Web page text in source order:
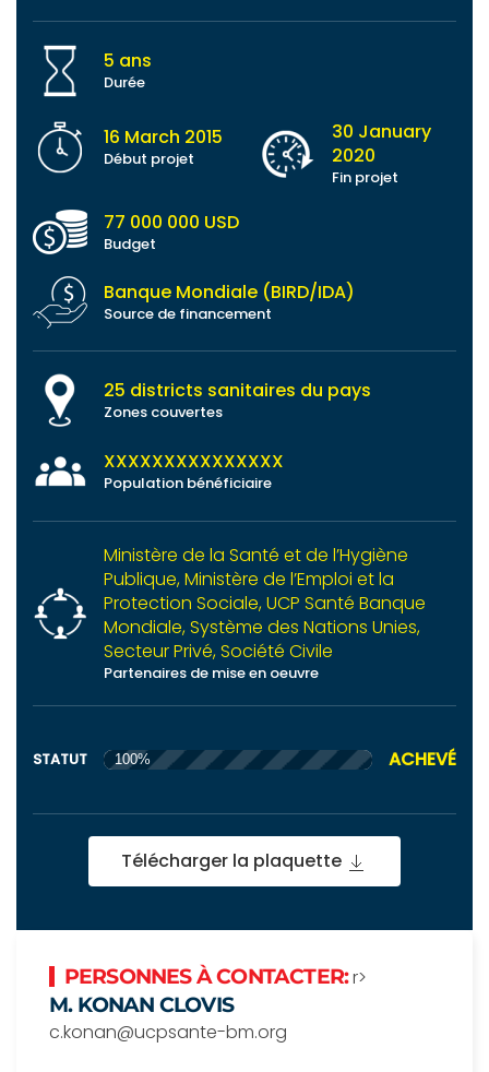
5 ans
Durée
16 March 2015
Début projet
30 January
2020
Fin projet
77 000 000 USD
Budget
Banque Mondiale (BIRD/IDA)
Source de financement
25 districts sanitaires du pays
Zones couvertes
XXXXXXXXXXXXXXX
Population bénéficiaire
Ministère de la Santé et de l’Hygiène
Publique, Ministère de l’Emploi et la
Protection Sociale, UCP Santé Banque
Mondiale, Système des Nations Unies,
Secteur Privé, Société Civile
Partenaires de mise en oeuvre
STATUT 100% ACHEVÉ
Télécharger la plaquette
PERSONNES À CONTACTER:r>
M. KONAN CLOVIS
c.konan@ucpsante-bm.org